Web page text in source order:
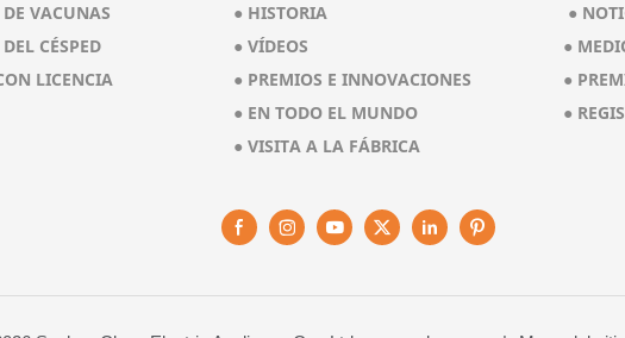
VACUNAS
CÉSPED
LICENCIA
● HISTORIA
●VÍDEOS
● PREMIOS E INNOVACIONES
● EN TODO EL MUNDO
●VISITA A LA FÁBRICA
●
●
●
●